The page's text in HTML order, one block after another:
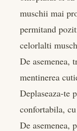
muschii mai
permitand
celorlalti
De asemenea,
mentinerea
Deplaseaza-te
confortabila,
De asemenea,